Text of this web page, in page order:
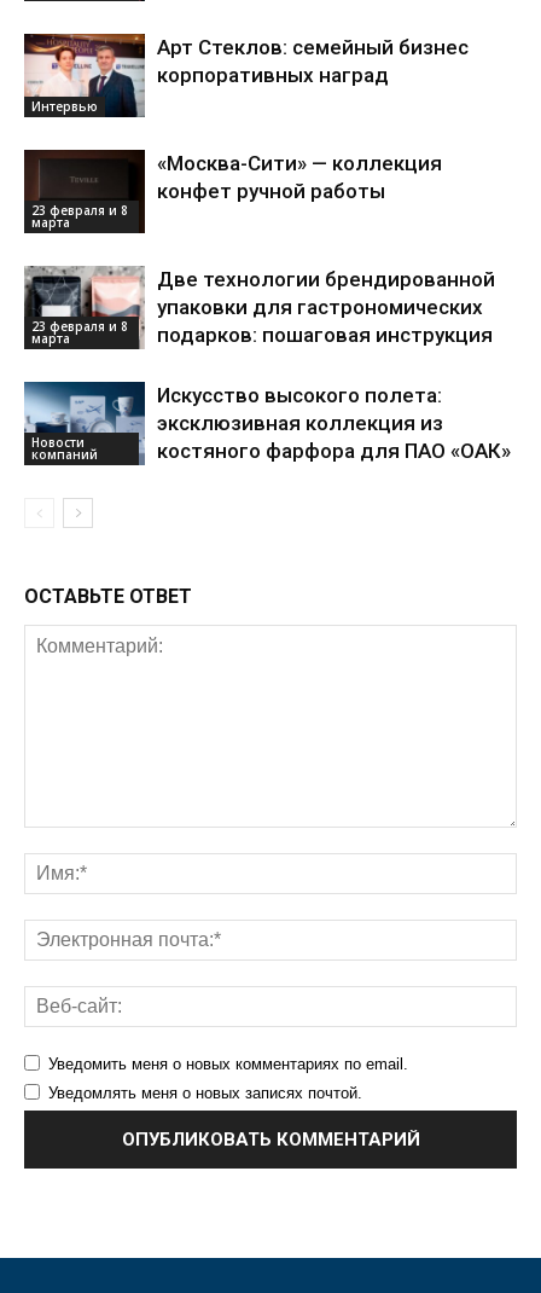
Интервью
Арт Стеклов: семейный бизнес
корпоративных наград
23 февраля и 8
марта
«Москва-Сити» — коллекция
конфет ручной работы
23 февраля и 8
марта
Две технологии брендированной
упаковки для гастрономических
подарков: пошаговая инструкция
Новости
компаний
Искусство высокого полета:
эксклюзивная коллекция из
костяного фарфора для ПАО «ОАК»
ОСТАВЬТЕ ОТВЕТ
Уведомить меня о новых комментариях по email.
Уведомлять меня о новых записях почтой.